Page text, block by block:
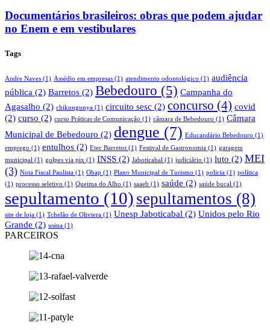
Documentários brasileiros: obras que podem ajudar
no Enem e em vestibulares
Tags
Andre Naves (1) Assédio em empresas (1) atendimento odontológico (1) audiência
pública (2) Barretos (2) Bebedouro (5) Campanha do
Agasalho (2) chikungunya (1) circuito sesc (2) concurso (4) covid
(2) curso (2) curso Práticas de Comunicação (1) câmara de Bebedouro (1) Câmara
Municipal de Bebedouro (2) dengue (7) Educandário Bebedouro (1)
emprego (1) entulhos (2) Etec Barretos (1) Festival de Gastronomia (1) garagem
municipal (1) golpes via pix (1) INSS (2) Jaboticabal (1) judiciário (1) luto (2) MEI
(3) Nota Fiscal Paulista (1) Obap (1) Plano Municipal de Turismo (1) policia (1) política
(1) processo seletivo (1) Queima do Alho (1) saaeb (1) saúde (2) saúde bucal (1)
sepultamento (10) sepultamentos (8)
site de loja (1) Tchelão de Oliviera (1) Unesp Jaboticabal (2) Unidos pelo Rio
Grande (2) usina (1)
PARCEIROS